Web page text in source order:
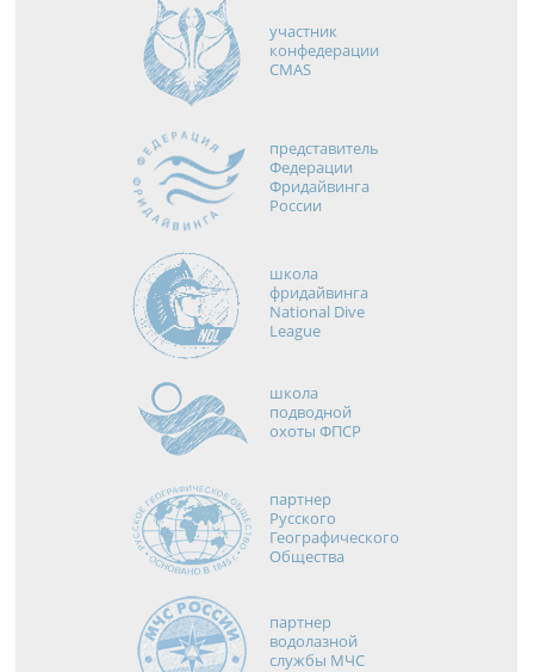
участник
конфедерации
CMAS
представитель
Федерации
Фридайвинга
России
школа
фридайвинга
National Dive
League
школа
подводной
охоты ФПСР
партнер
Русского
Географического
Общества
партнер
водолазной
службы МЧС